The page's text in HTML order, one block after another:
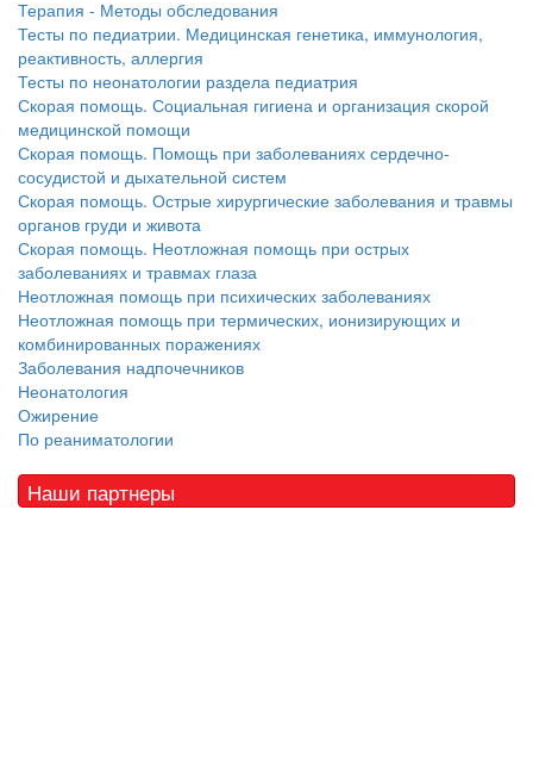
Терапия - Методы обследования
Тесты по педиатрии. Медицинская генетика, иммунология,
реактивность, аллергия
Тесты по неонатологии раздела педиатрия
Скорая помощь. Социальная гигиена и организация скорой
медицинской помощи
Скорая помощь. Помощь при заболеваниях сердечно-
сосудистой и дыхательной систем
Скорая помощь. Острые хирургические заболевания и травмы
органов груди и живота
Скорая помощь. Неотложная помощь при острых
заболеваниях и травмах глаза
Неотложная помощь при психических заболеваниях
Неотложная помощь при термических, ионизирующих и
комбинированных поражениях
Заболевания надпочечников
Неонатология
Ожирение
По реаниматологии
Наши партнеры